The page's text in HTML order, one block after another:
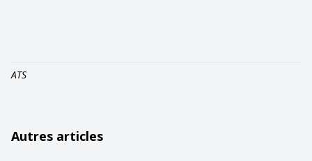
ATS
Autres articles